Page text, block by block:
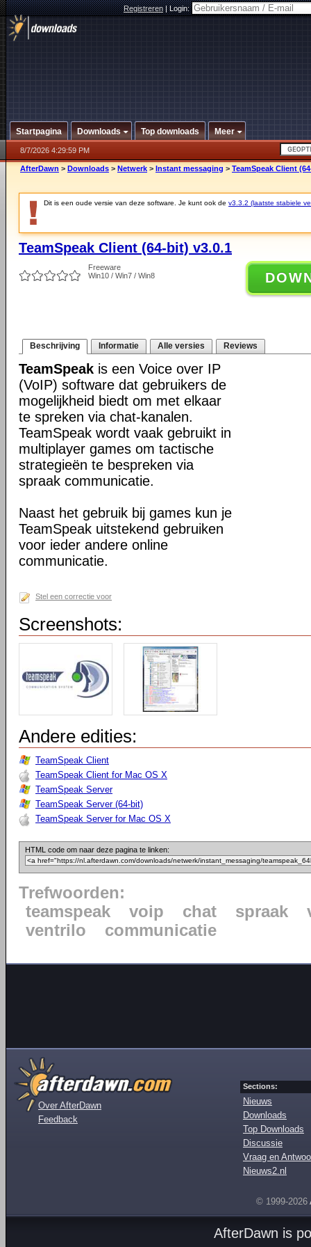
Registreren|Login:
Startpagina Downloads Top downloads Meer
8/7/2026 4:29:59 PM
AfterDawn > Downloads > Netwerk > Instant messaging > TeamSpeak Client
Dit is een oude versie van deze software. Je kunt ook de v3.3.2 (laatste stabiele
TeamSpeak Client (64-bit) v3.0.1
Freeware
Win10 / Win7 / Win8
Beschrijving Informatie Alle versies Reviews
TeamSpeak is een Voice over IP
(VoIP) software dat gebruikers de
mogelijkheid biedt om met elkaar
te spreken via chat-kanalen.
TeamSpeak wordt vaak gebruikt in
multiplayer games om tactische
strategieën te bespreken via
spraak communicatie.
Naast het gebruik bij games kun je
TeamSpeak uitstekend gebruiken
voor ieder andere online
communicatie.
Stel een correctie voor
Screenshots:
Andere edities:
TeamSpeak Client
TeamSpeak Client for Mac OS X
TeamSpeak Server
TeamSpeak Server (64-bit)
TeamSpeak Server for Mac OS X
HTML code om naar deze pagina te linken:
Trefwoorden:
teamspeak
voip chat spraak
ventrilo
communicatie
Over AfterDawn
Feedback
Sections:
Nieuws
Downloads
Top Downloads
Discussie
Vraag en
Nieuws2.nl
© 1999-2026
AfterDawn is